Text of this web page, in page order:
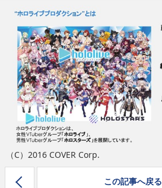
連載
イベント/セミナー
eスポーツ
（C）2016 COVER Corp.
この記事へ戻る